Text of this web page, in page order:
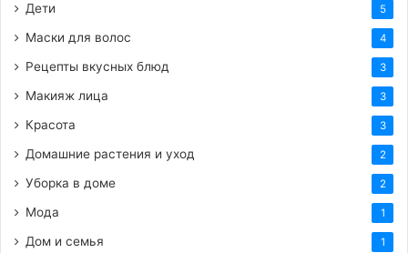
Дети 5
Маски для волос 4
Рецепты вкусных блюд 3
Макияж лица 3
Красота 3
Домашние растения и уход 2
Уборка в доме 2
Мода 1
Дом и семья 1